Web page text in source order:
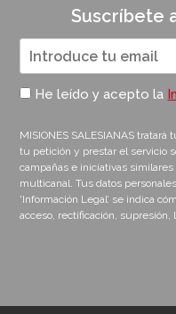
Suscríbete
He leído y acepto la
MISIONES SALESIANAS
tu petición y prestar el servicio
campañas e iniciativas
multicanal. Tus datos
'Información Legal’ se indica
acceso, rectificación,